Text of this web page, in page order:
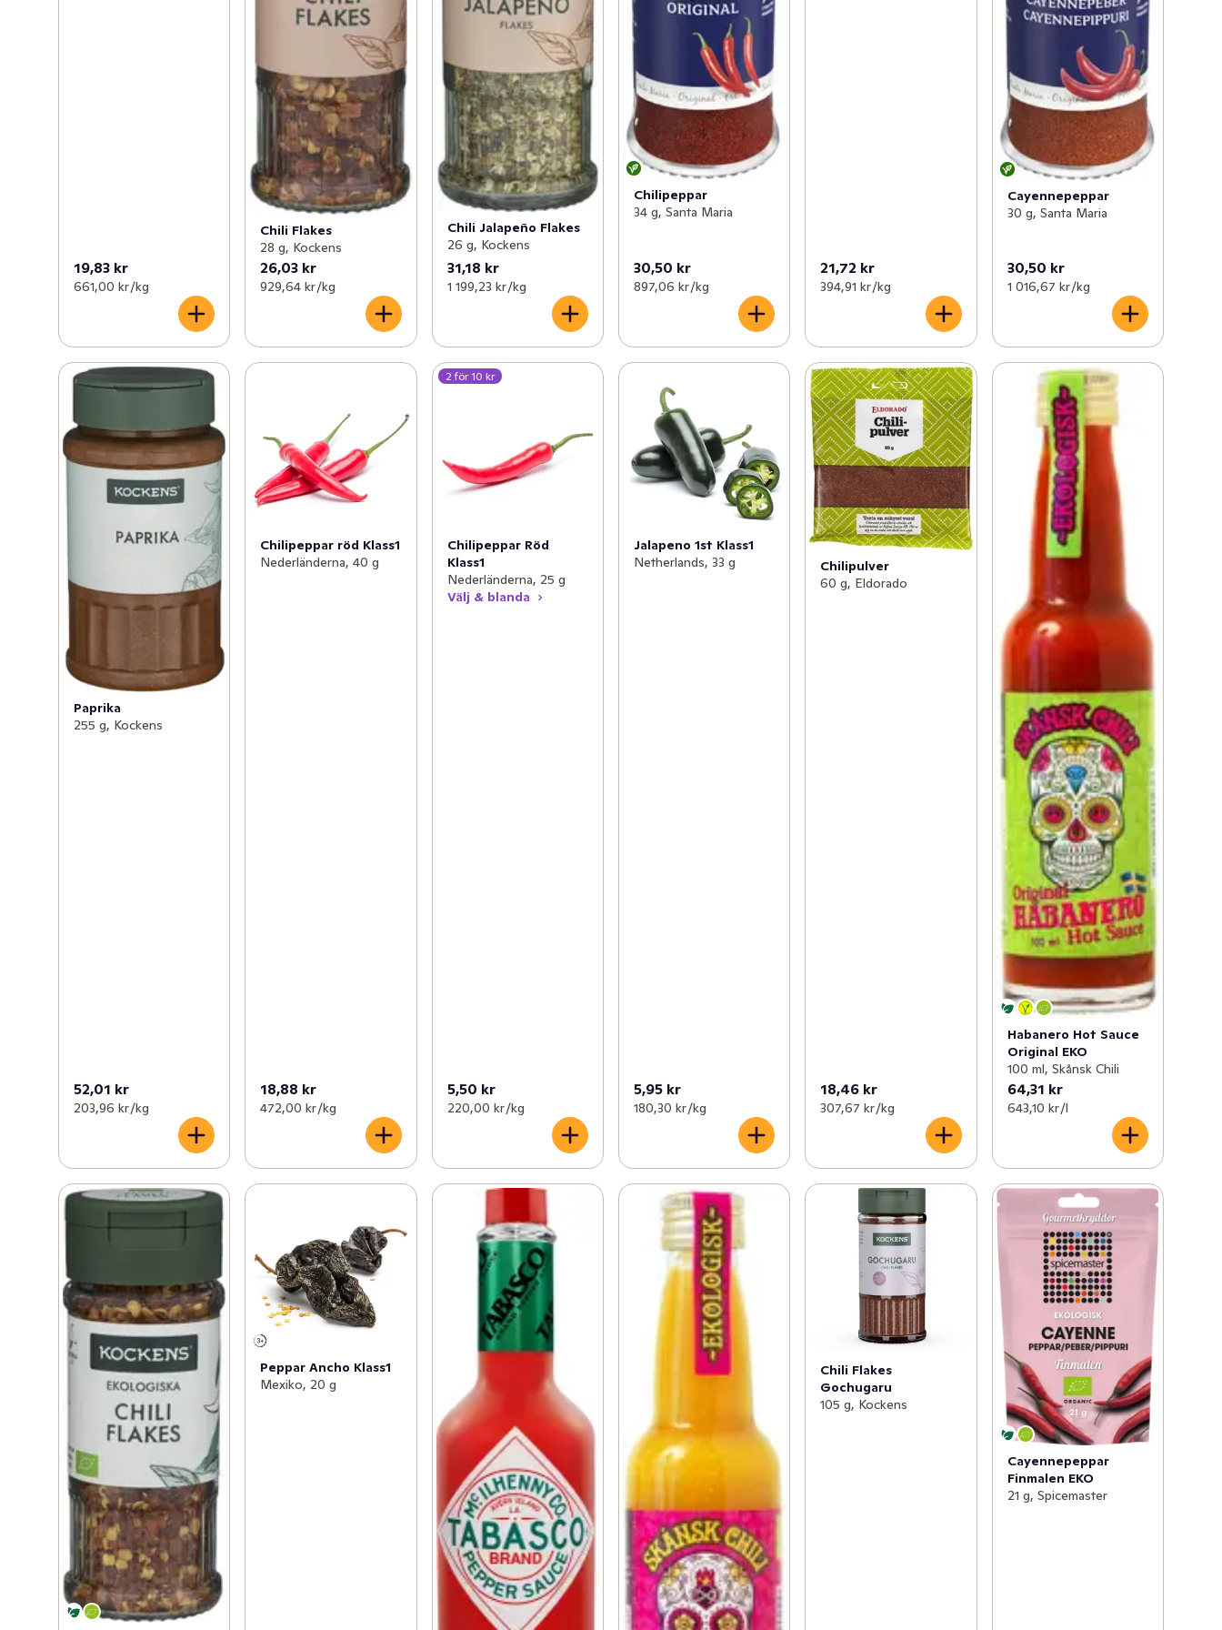
19,83 kr
661,00 kr /kg
Chili Flakes
28 g, Kockens
26,03 kr
929,64 kr /kg
Chili Jalapeño Flakes
26 g, Kockens
31,18 kr
1 199,23 kr /kg
Chilipeppar
34 g, Santa Maria
30,50 kr
897,06 kr /kg
21,72 kr
394,91 kr /kg
Cayennepeppar
30 g, Santa Maria
30,50 kr
1 016,67 kr /kg
Paprika
255 g, Kockens
52,01 kr
203,96 kr /kg
Chilipeppar röd Klass1
Nederländerna, 40 g
18,88 kr
472,00 kr /kg
2 för 10 kr
Chilipeppar Röd
Klass1
Nederländerna, 25 g
Välj & blanda
5,50 kr
220,00 kr /kg
Jalapeno 1st Klass1
Netherlands, 33 g
5,95 kr
180,30 kr /kg
Chilipulver
60 g, Eldorado
18,46 kr
307,67 kr /kg
Habanero Hot Sauce
Original EKO
100 ml, Skånsk Chili
64,31 kr
643,10 kr /l
Peppar Ancho Klass1
Mexiko, 20 g
Chili Flakes
Gochugaru
105 g, Kockens
Cayennepeppar
Finmalen EKO
21 g, Spicemaster